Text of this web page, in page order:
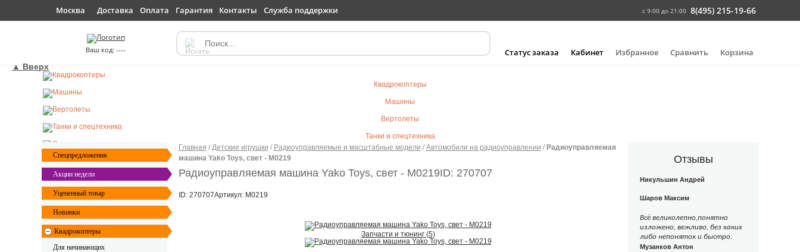
Москва Доставка Оплата Гарантия Контакты Служба поддержки с 9:00 до 21:00 8(495) 215-19-66
---- Статус заказа Кабинет Избранное Сравнить Корзина
Квадрокоптеры
Машины
Вертолеты
Танки и спецтехника
Самолеты
Судомодели
Детский транспорт
Детские игрушки
Спецпредложения
Акции недели
Уцененный товар
Новинки
Квадрокоптеры
Для начинающих
Главная / Детские игрушки / Радиоуправляемые и масштабные модели / Автомобили на радиоуправлении / Радиоуправляемая
машина Yako Toys, свет - M0219
Радиоуправляемая машина Yako Toys, свет - M0219ID: 270707
ID: 270707Артикул: M0219
Запчасти и тюнинг (5)
Отзывы
Никульшин Андрей
Шаров Максим
Всё великолепно,понятно
изложено, вежливо, без каких
либо непоняток и быстро.
Музанков Антон
▲ Вверх